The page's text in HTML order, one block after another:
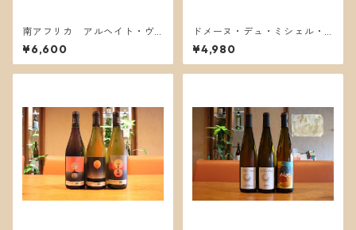
南アフリカ アルヘイト・ヴ
ィンヤーズ ヒア・アフター・
ヒア 2023
¥6,600
ドメーヌ・デュ・ミシェル・
ミシェル・ヴィレ・クレッセ
ラ・バール・ルヴルーテ2018
¥4,980